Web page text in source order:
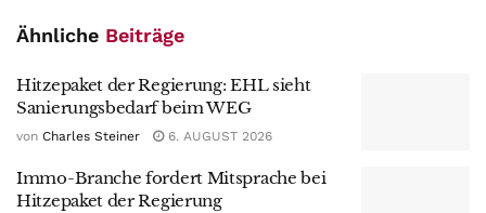
Ähnliche Beiträge
Hitzepaket der Regierung: EHL sieht
Sanierungsbedarf beim WEG
von Charles Steiner 6. AUGUST 2026
Immo-Branche fordert Mitsprache bei
Hitzepaket der Regierung